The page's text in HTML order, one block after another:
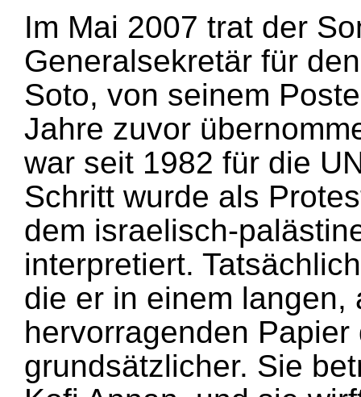
Im Mai 2007 trat der
Generalsekretär für
Soto, von seinem
Jahre zuvor
war seit 1982 für die
Schritt wurde als
dem israelisch-
interpretiert.
die er in einem langen,
hervorragenden
grundsätzlicher. Sie